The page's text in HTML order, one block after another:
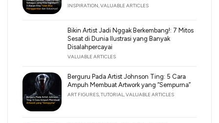
INSPIRATION,VALUABLE ARTICLES
Bikin Artist Jadi Nggak Berkembang!: 7 Mitos
Sesat di Dunia Ilustrasi yang Banyak
Disalahpercayai
VALUABLE ARTICLES
Berguru Pada Artist Johnson Ting: 5 Cara
Ampuh Membuat Artwork yang “Sempurna”
ART FIGURES,TUTORIAL,VALUABLE ARTICLES